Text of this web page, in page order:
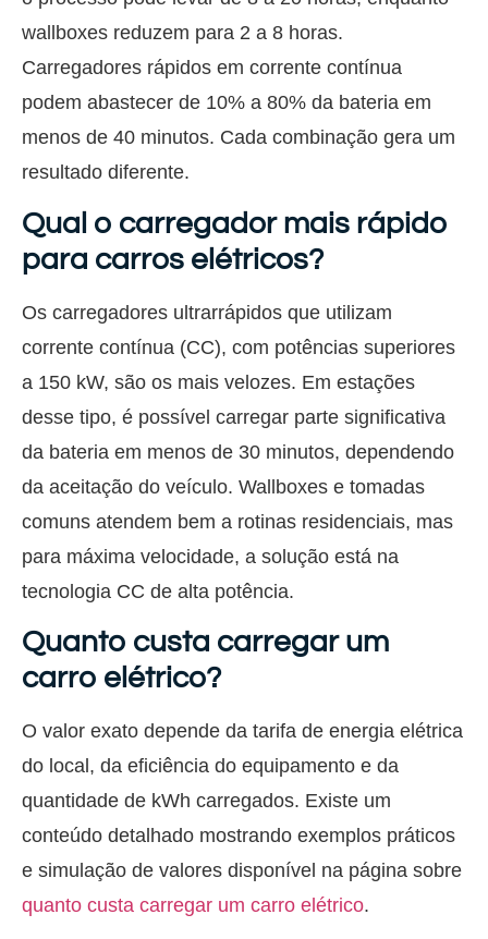
wallboxes reduzem para 2 a 8 horas.
Carregadores rápidos em corrente contínua
podem abastecer de 10% a 80% da bateria em
menos de 40 minutos. Cada combinação gera um
resultado diferente.
Qual o carregador mais rápido
para carros elétricos?
Os carregadores ultrarrápidos que utilizam
corrente contínua (CC), com potências superiores
a 150 kW, são os mais velozes. Em estações
desse tipo, é possível carregar parte significativa
da bateria em menos de 30 minutos, dependendo
da aceitação do veículo. Wallboxes e tomadas
comuns atendem bem a rotinas residenciais, mas
para máxima velocidade, a solução está na
tecnologia CC de alta potência.
Quanto custa carregar um
carro elétrico?
O valor exato depende da tarifa de energia elétrica
do local, da eficiência do equipamento e da
quantidade de kWh carregados. Existe um
conteúdo detalhado mostrando exemplos práticos
e simulação de valores disponível na página sobre
quanto custa carregar um carro elétrico.